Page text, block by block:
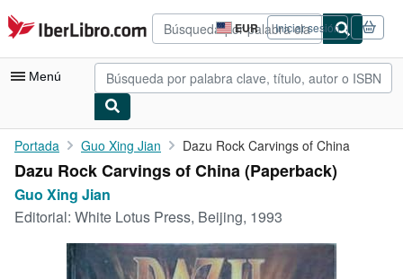
Pasar al contenido principal
IberLibro.com EUR
Preferencias
de
compra
del
Iniciar sesión
Menú
Mi cuenta
Consultar mis pedidos
Búsqueda avanzada
Libros antiguos
Portada Guo Xing Jian Dazu Rock Carvings of China
Dazu Rock Carvings of China (Paperback)
Guo Xing Jian
Editorial: White Lotus Press, Beijing, 1993